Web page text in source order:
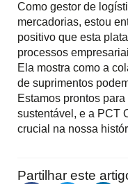
Como gestor de
mercadorias, estou
positivo que esta
processos
Ela mostra como a
de suprimentos
Estamos prontos
sustentável, e a PCT
crucial na nossa
Partilhar este